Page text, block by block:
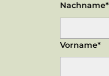
Nachname*
Vorname*